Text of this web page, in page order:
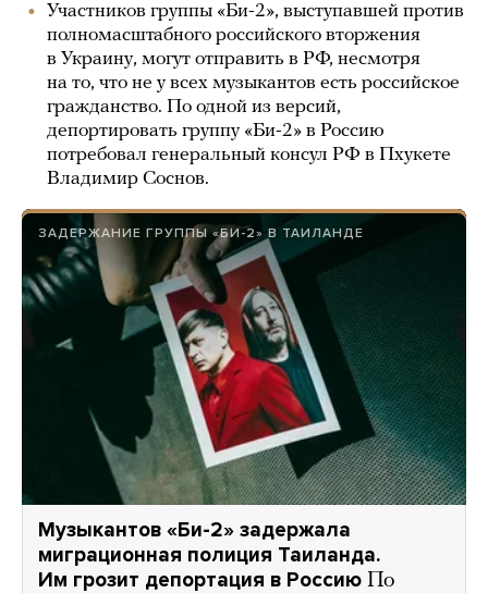
Участников группы «Би-2», выступавшей против
полномасштабного российского вторжения
в Украину, могут отправить в РФ, несмотря
на то, что не у всех музыкантов есть российское
гражданство. По одной из версий,
депортировать группу «Би-2» в Россию
потребовал генеральный консул РФ в Пхукете
Владимир Соснов.
ЗАДЕРЖАНИЕ ГРУППЫ «БИ-2» В ТАИЛАНДЕ
Музыкантов «Би-2» задержала
миграционная полиция Таиланда.
Им грозит депортация в Россию По